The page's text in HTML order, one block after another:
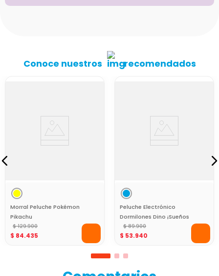
Conoce nuestros recomendados
Morral Peluche Pokémon
Pikachu
$ 129.900
$ 84.435
Peluche Electrónico
Dormilones Dino ¡Sueños
Prehistóricos!
$ 89.900
$ 53.940